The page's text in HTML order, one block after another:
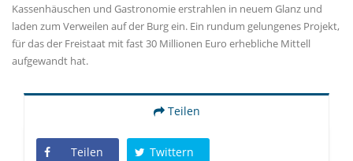
Kassenhäuschen und Gastronomie erstrahlen in neuem Glanz und
laden zum Verweilen auf der Burg ein. Ein rundum gelungenes Projekt,
für das der Freistaat mit fast 30 Millionen Euro erhebliche Mittell
aufgewandt hat.
Teilen
Teilen Twittern